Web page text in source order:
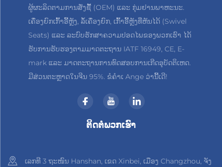
ຜູ້ຜະລິດຕາມການສັ່ງຊື້ (OEM) ແລະ ກຸ່ມຢານພາຫະນະ.
ເຄື່ອງຍົກເກົ້າອີ້ຫຼັງ, ລໍ້ເຄື່ອງຍົກ, ເກົ້າອີ້ຫຼັງທີ່ຫັນໄດ້ (Swivel
Seats) ແລະ ລະບົບຮັກສາຄວາມປອດໄພຂອງພວກເຮົາ ໄດ້
ຮັບການຮັບຮອງຕາມມາດຕະຖານ IATF 16949, CE, E-
mark ແລະ ມາດຕະຖານການທົດສອບການເກີດອຸບັດຕິເຫດ.
ມີສ່ວນຕະຫຼາດໃນຈີນ 95%. ຂໍຄຳເ Ange ວ່ານີ້ເດີ!
ຕິດຕໍ່ພວກເຮົາ
ເລກທີ 3 ຖະໜົນ Hanshan, ເຂດ Xinbei, ເມືອງ Changzhou, ຈັງ